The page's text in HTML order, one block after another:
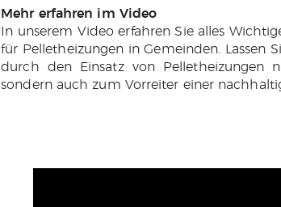
Mehr erfahren im Video
In unserem Video erfahren Sie alles
für Pelletheizungen in Gemeinden. Lassen
durch den Einsatz von Pelletheizungen
sondern auch zum Vorreiter einer